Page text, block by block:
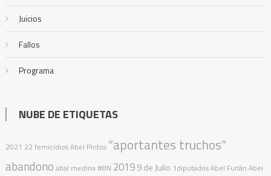
Juicios
Fallos
Programa
NUBE DE ETIQUETAS
2021 22 femicidiosAbel Pintos “aportantes truchos”
abandono abal medina #8N 20199 de Julio 1diputadosAbel Furlán Abel